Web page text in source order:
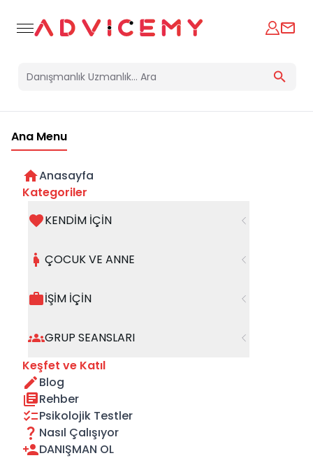
Ana Menu
Anasayfa
Kategoriler
KENDİM İÇİN
ÇOCUK VE ANNE
İŞİM İÇİN
GRUP SEANSLARI
Keşfet ve Katıl
Blog
Rehber
Psikolojik Testler
Nasıl Çalışıyor
DANIŞMAN OL
Psikolojik Travmaların Beyin
Oğuzhan Akçadağ
03 Şubat 2026